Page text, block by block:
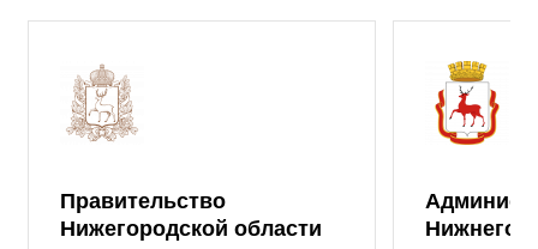
Правительство
Нижегородской области
Нижнего